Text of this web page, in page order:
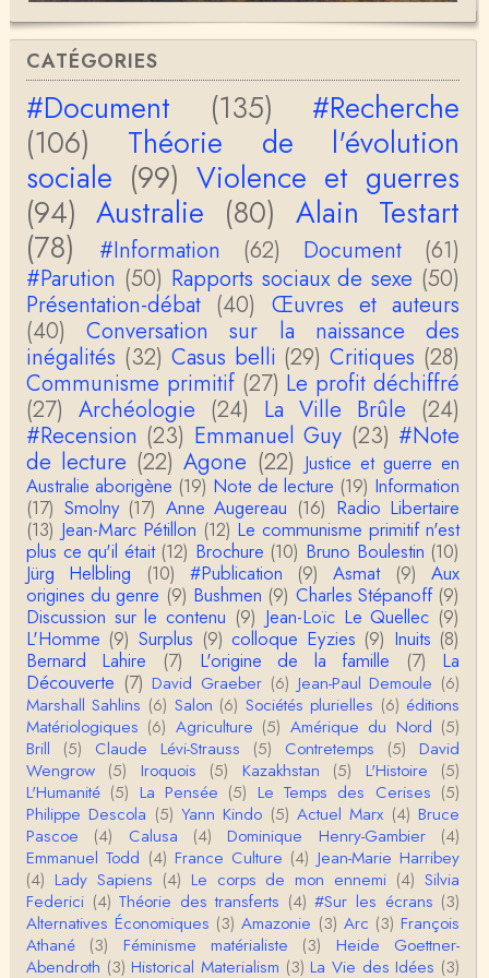
Christophe Darmangeat
Si, le lien fonctionne bel et bien, je viens de le véri
fier. Il mène à la thèse de Jean-Claude Favin…
roland `chaudat
le lien cité par BB ne fonctionne pas ( 6 ans aprè
s), dommage, mais j'ai la même impression que …
Christophe Darmangeat
La plus récente, donc celle en français, la quatrièm
e, publiée chez La Découverte.Bonne lecture !
Anonymous
Actuellement c'est quelle édition qui est la plus à jo
ur? La dernière edition française ou celle…
roland chaudat
le sous-titre de l’article de la Lutte de Classes “No
n, l’oppression des femmes n’a pas toujours exi…
roland chaudat
Votre gourmandise sera probablement récompens
ée parce que Snow apporte "de l'eau à votre m
o…
Christophe Darmangeat
...Et merci à vous pour Snow – qui m'a l'air d'être
davantage une histoire qu'une et…
roland chaudat
Tout à fait d'accord avec vous et quant à Leacock j
e n'ai lu qu'un de ses ouvrages et il…
Anonymous
Homo sapiens a clairement évolué depuis 300 00
0 ans. Tout d'abord, il y a la différence notable …
Christophe Darmangeat
Cet article apporte de l'eau à mon moulin (si j'ose
dire) en appuyant la réalité des torture…
roland chaudat
IROQUOIS CANNIBALISM: FACT NOT FICTIONTho
mas S. AblerUniversity of WaterlooBien que ce text
e ne comp…
CATÉGORIES
#Document (135)
#Recherche
(106)
Théorie de l'évolution
sociale (99) Violence et guerres
(94) Australie (80) Alain Testart
(78)
#Information (62) Document
(61)
#Parution (50) Rapports sociaux de sexe (50)
Présentation-débat (40) Œuvres et auteurs
(40)
Conversation sur la naissance des
inégalités (32) Casus belli (29) Critiques (28)
Communisme primitif (27) Le profit déchiffré
(27) Archéologie (24) La Ville Brûle (24)
#Recension (23) Emmanuel Guy (23) #Note
de lecture (22) Agone (22) Justice et guerre en
Australie aborigène (19) Note de lecture (19) Information
(17) Smolny (17) Anne Augereau (16) Radio Libertaire
(13) Jean-Marc Pétillon (12) Le communisme primitif n'est
plus ce qu'il était (12) Brochure (10) Bruno Boulestin (10)
Jürg Helbling
(10) #Publication (9) Asmat (9)
Aux
origines du genre (9) Bushmen (9) Charles Stépanoff (9)
Discussion sur le contenu (9) Jean-Loïc Le Quellec (9)
L'Homme (9) Surplus (9) colloque Eyzies (9) Inuits (8)
Bernard Lahire
(7) L'origine de la famille (7)
La
Découverte (7) David Graeber (6) Jean-Paul Demoule (6)
Marshall Sahlins (6) Salon (6) Sociétés plurielles (6) éditions
Matériologiques (6) Agriculture (5) Amérique du Nord (5)
Brill
(5) Claude Lévi-Strauss (5) Contretemps (5)
David
Wengrow (5) Iroquois (5) Kazakhstan (5) L'Histoire
(5)
L'Humanité (5) La Pensée (5) Le Temps des Cerises (5)
Philippe Descola (5) Yann Kindo (5) Actuel Marx (4) Bruce
Pascoe
(4) Calusa (4) Dominique Henry-Gambier
(4)
Emmanuel Todd (4) France Culture (4) Jean-Marie Harribey
(4) Lady Sapiens (4) Le corps de mon ennemi (4) Silvia
Federici (4) Théorie des transferts (4) #Sur les écrans (3)
Alternatives Économiques (3) Amazonie (3) Arc (3) François
Athané
(3) Féminisme matérialiste (3)
Heide Goettner-
Abendroth (3) Historical Materialism (3) La Vie des Idées (3)